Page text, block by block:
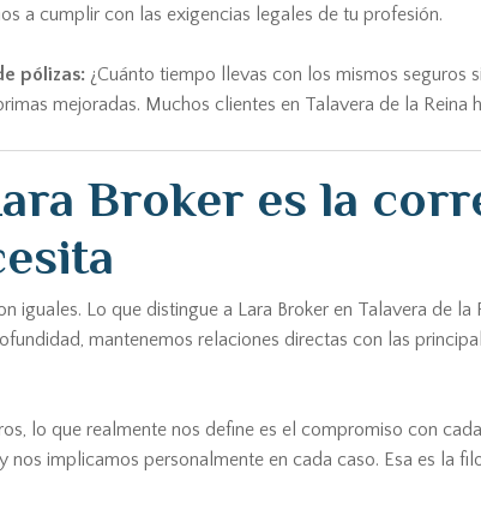
a cumplir con las exigencias legales de tu profesión.
pólizas: ¿Cuánto tiempo llevas con los mismos seguros
mejoradas. Muchos clientes en Talavera de la
Broker es la
iguales. Lo que distingue a Lara Broker en Talavera de
mantenemos relaciones directas con las
lo que realmente nos define es el compromiso con
nos implicamos personalmente en cada caso. Esa es la